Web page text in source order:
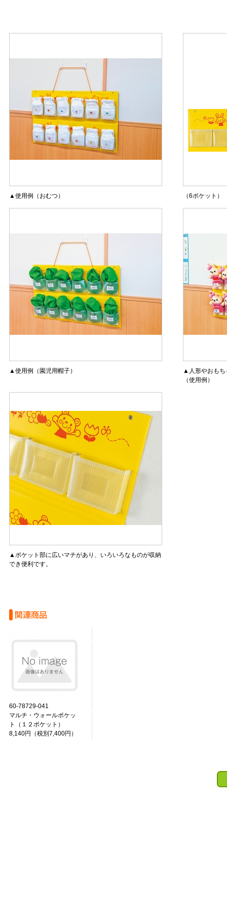
▲使用例（おむつ） （6ポケット）
▲使用例（園児用帽子）
▲人形やおもち
（使用例）
▲ポケット部に広いマチがあり、いろいろなものが収納
でき便利です。
60-78729-041
マルチ・ウォールポケッ
ト（１２ポケット）
8,140円（税別7,400円）